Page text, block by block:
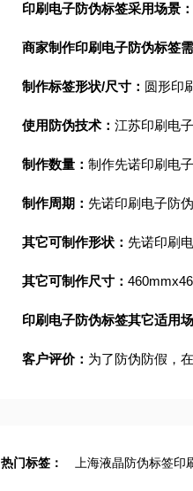
印刷电子防伪标签采用场景：
商家制作印刷电子防伪标签需
制作标签形状/尺寸： 圆形印
使用防伪技术： 江苏印刷电
制作数量： 制作先诺印刷电
制作周期： 先诺印刷电子防
其它可制作形状： 先诺印刷
其它可制作尺寸：
印刷电子防伪标签其它适用场
客户评价： 为了防伪防假，
热门标签： 上海液晶防伪标签印